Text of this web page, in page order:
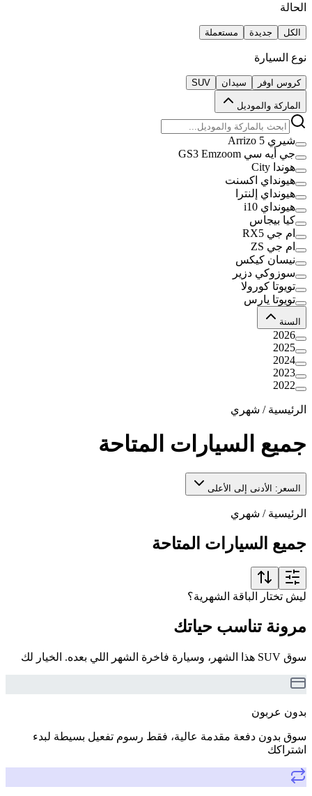
الحالة
الكل جديدة مستعملة
نوع السيارة
كروس اوفر سيدان SUV
الماركة والموديل
شيري Arrizo 5
جي أيه سي GS3 Emzoom
هوندا City
هيونداي اكسنت
هيونداي إلنترا
هيونداي i10
كيا بيجاس
ام جي RX5
ام جي ZS
نيسان كيكس
سوزوكي دزير
تويوتا كورولا
تويوتا يارس
السنة
2026
2025
2024
2023
2022
الرئيسية / شهري
جميع السيارات المتاحة
السعر: الأدنى إلى الأعلى
الرئيسية / شهري
جميع السيارات المتاحة
ليش تختار الباقة الشهرية؟
مرونة تناسب حياتك
سوق SUV هذا الشهر، وسيارة فاخرة الشهر اللي بعده. الخيار لك
بدون عربون
سوق بدون دفعة مقدمة عالية، فقط رسوم تفعيل بسيطة لبدء
اشتراكك